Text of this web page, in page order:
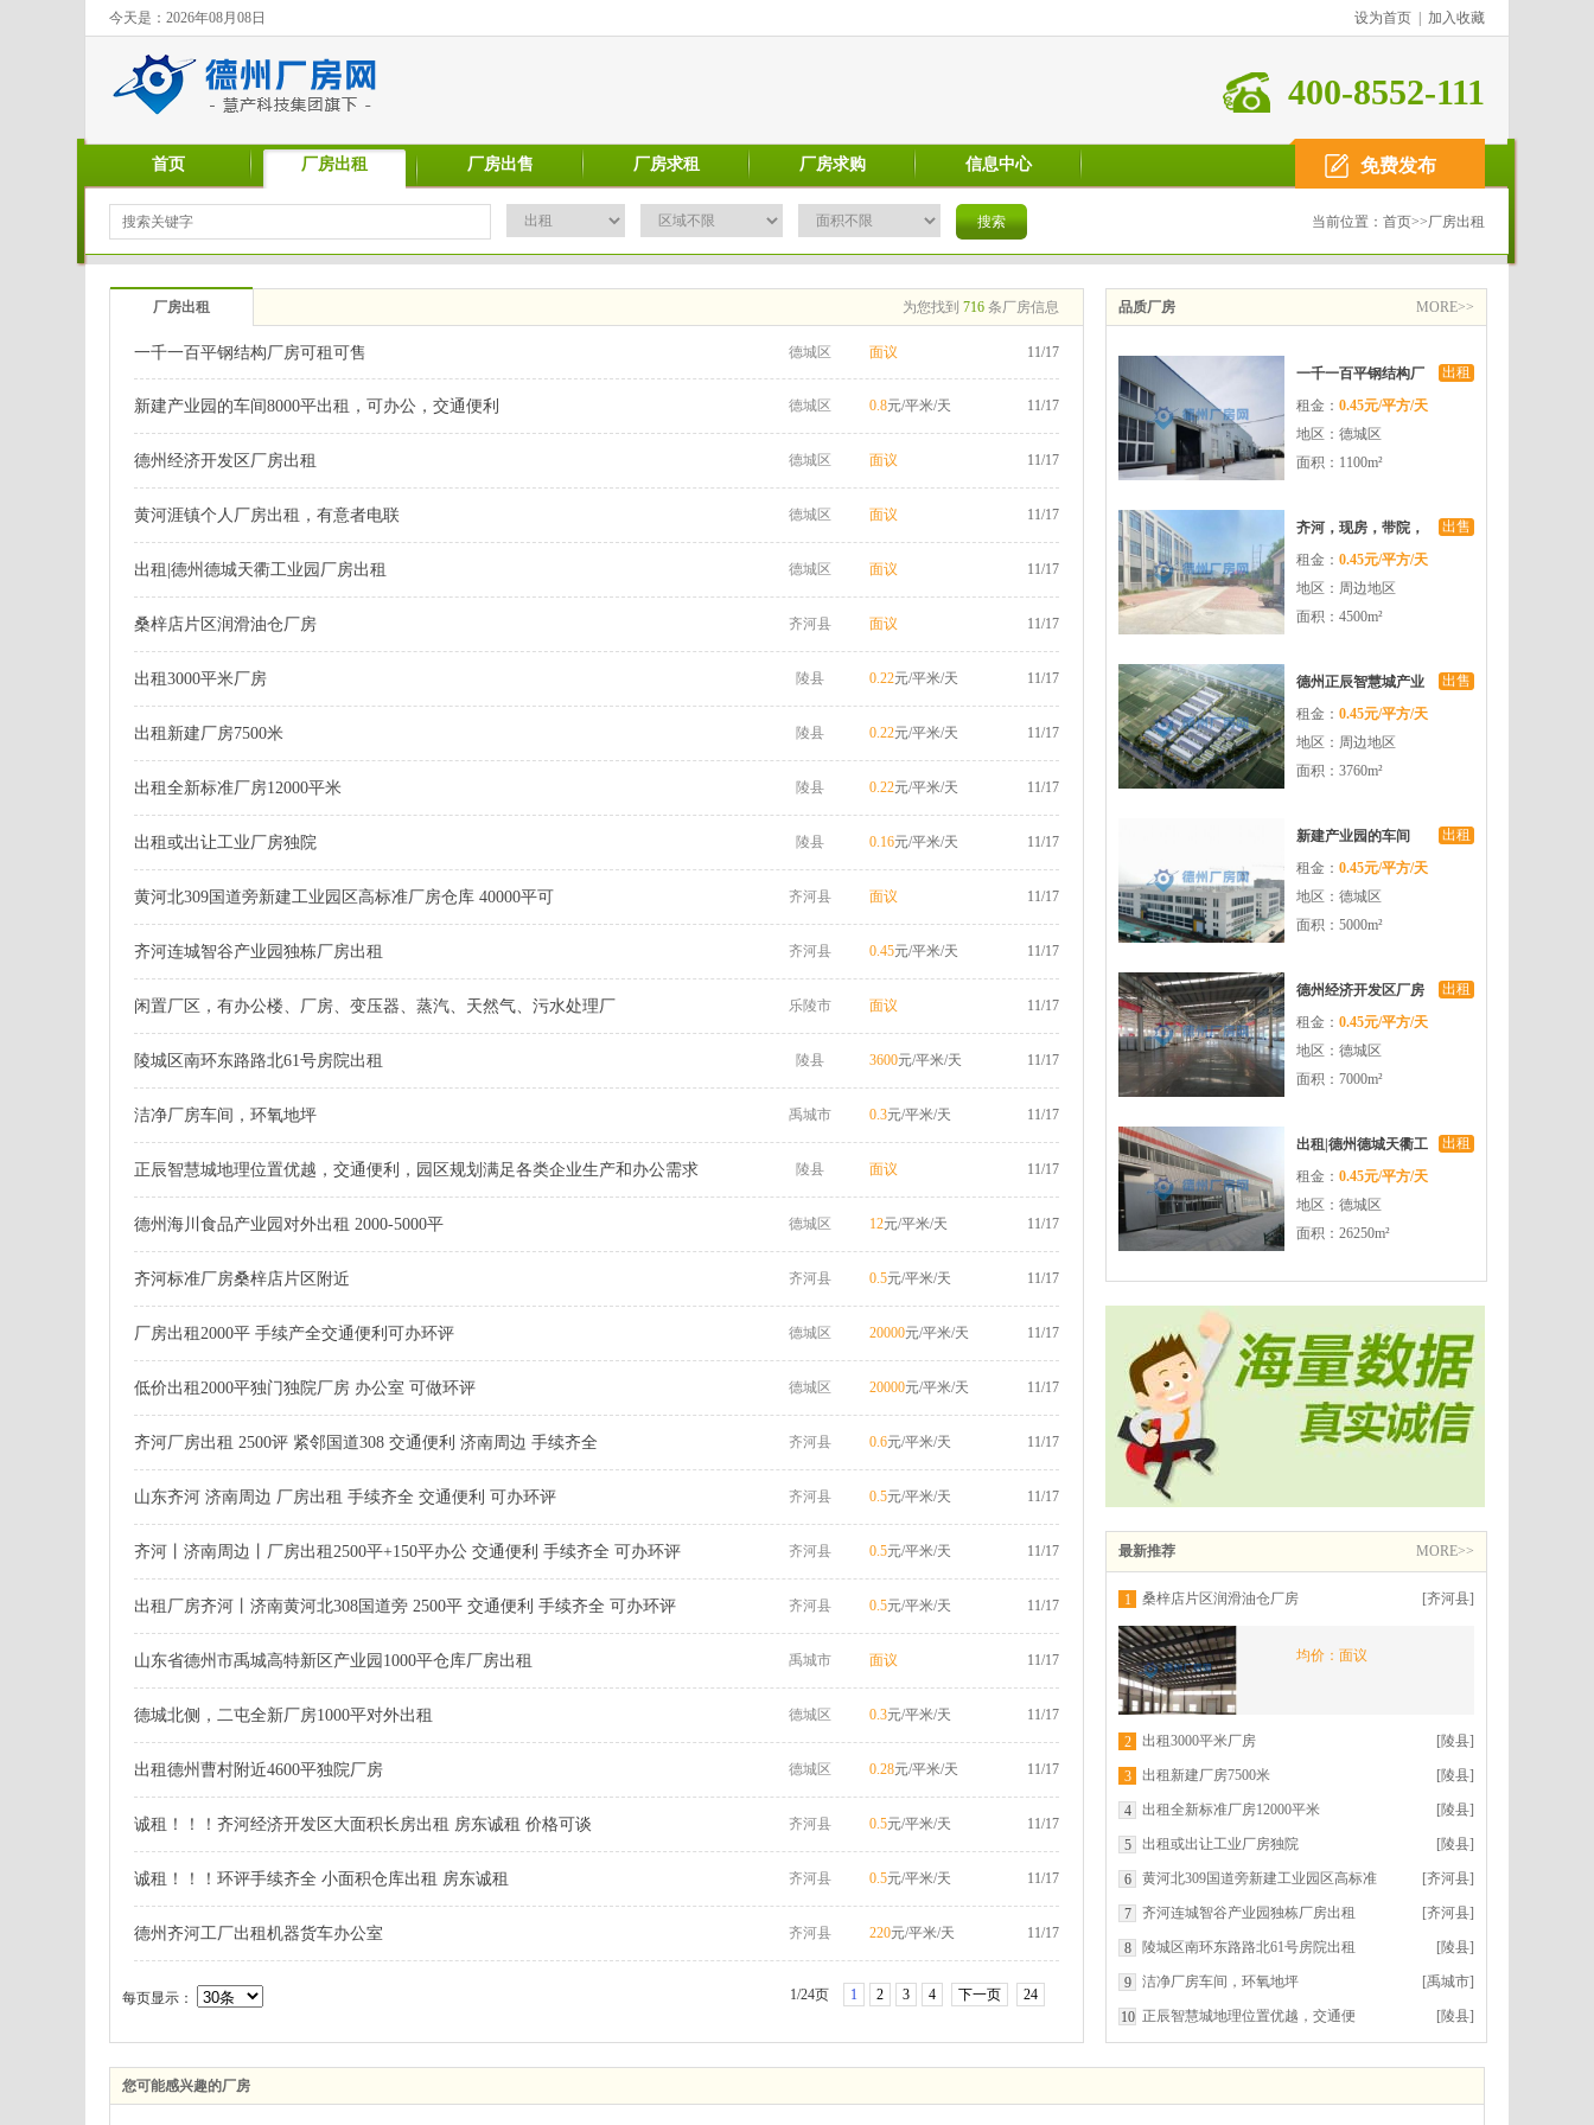
今天是：2026年08月08日 设为首页 加入收藏
400-8552-111
首页 厂房出租 厂房出售 厂房求租 厂房求购 信息中心 免费发布
当前位置： 首页>>厂房出租
厂房出租 为您找到 716 条厂房信息
一千一百平钢结构厂房可租可售 德城区 面议 11/17
新建产业园的车间8000平出租，可办公，交通便利 德城区 0.8元/平米/天 11/17
德州经济开发区厂房出租 德城区 面议 11/17
黄河涯镇个人厂房出租，有意者电联 德城区 面议 11/17
出租|德州德城天衢工业园厂房出租 德城区 面议 11/17
桑梓店片区润滑油仓厂房 齐河县 面议 11/17
出租3000平米厂房 陵县 0.22元/平米/天 11/17
出租新建厂房7500米 陵县 0.22元/平米/天 11/17
出租全新标准厂房12000平米 陵县 0.22元/平米/天 11/17
出租或出让工业厂房独院 陵县 0.16元/平米/天 11/17
黄河北309国道旁新建工业园区高标准厂房仓库 40000平可 齐河县 面议 11/17
齐河连城智谷产业园独栋厂房出租 齐河县 0.45元/平米/天 11/17
闲置厂区，有办公楼、厂房、变压器、蒸汽、天然气、污水处理厂 乐陵市 面议 11/17
陵城区南环东路路北61号房院出租 陵县 3600元/平米/天 11/17
洁净厂房车间，环氧地坪 禹城市 0.3元/平米/天 11/17
正辰智慧城地理位置优越，交通便利，园区规划满足各类企业生产和办公需求 陵县 面议 11/17
德州海川食品产业园对外出租 2000-5000平 德城区 12元/平米/天 11/17
齐河标准厂房桑梓店片区附近 齐河县 0.5元/平米/天 11/17
厂房出租2000平 手续产全交通便利可办环评 德城区 20000元/平米/天 11/17
低价出租2000平独门独院厂房 办公室 可做环评 德城区 20000元/平米/天 11/17
齐河厂房出租 2500评 紧邻国道308 交通便利 济南周边 手续齐全 齐河县 0.6元/平米/天 11/17
山东齐河 济南周边 厂房出租 手续齐全 交通便利 可办环评 齐河县 0.5元/平米/天 11/17
齐河丨济南周边丨厂房出租2500平+150平办公 交通便利 手续齐全 可办环评 齐河县 0.5元/平米/天 11/17
出租厂房齐河丨济南黄河北308国道旁 2500平 交通便利 手续齐全 可办环评 齐河县 0.5元/平米/天 11/17
山东省德州市禹城高特新区产业园1000平仓库厂房出租 禹城市 面议 11/17
德城北侧，二屯全新厂房1000平对外出租 德城区 0.3元/平米/天 11/17
出租德州曹村附近4600平独院厂房 德城区 0.28元/平米/天 11/17
诚租！！！齐河经济开发区大面积长房出租 房东诚租 价格可谈 齐河县 0.5元/平米/天 11/17
诚租！！！环评手续齐全 小面积仓库出租 房东诚租 齐河县 0.5元/平米/天 11/17
德州齐河工厂出租机器货车办公室 齐河县 220元/平米/天 11/17
每页显示： 1/24页 1 2 3 4 下一页 24
品质厂房 MORE>>
一千一百平钢结构厂
房可租可售
出租
租金： 0.45元/平方/天
地区：德城区
面积：1100m²
齐河，现房，带院，
带牛腿，6000平厂房
出售 层高9.5
出售
租金： 0.45元/平方/天
地区：周边地区
面积：4500m²
德州正辰智慧城产业
园销售开启
出售
租金： 0.45元/平方/天
地区：周边地区
面积：3760m²
新建产业园的车间
8000平出租，可办
公，交通便利
出租
租金： 0.45元/平方/天
地区：德城区
面积：5000m²
德州经济开发区厂房
出租
出租
租金： 0.45元/平方/天
地区：德城区
面积：7000m²
出租|德州德城天衢工
业园厂房出租
出租
租金： 0.45元/平方/天
地区：德城区
面积：26250m²
最新推荐 MORE>>
1 桑梓店片区润滑油仓厂房 [齐河县]
均价：面议
2 出租3000平米厂房 [陵县]
3 出租新建厂房7500米 [陵县]
4 出租全新标准厂房12000平米 [陵县]
5 出租或出让工业厂房独院 [陵县]
6 黄河北309国道旁新建工业园区高标准
厂房仓库 40000平可
[齐河县]
7 齐河连城智谷产业园独栋厂房出租 [齐河县]
8 陵城区南环东路路北61号房院出租 [陵县]
9 洁净厂房车间，环氧地坪 [禹城市]
10 正辰智慧城地理位置优越，交通便 [陵县]
您可能感兴趣的厂房